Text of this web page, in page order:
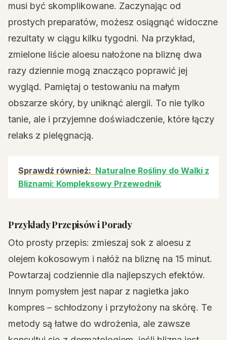
musi być skomplikowane. Zaczynając od
prostych preparatów, możesz osiągnąć widoczne
rezultaty w ciągu kilku tygodni. Na przykład,
zmielone liście aloesu nałożone na bliznę dwa
razy dziennie mogą znacząco poprawić jej
wygląd. Pamiętaj o testowaniu na małym
obszarze skóry, by uniknąć alergii. To nie tylko
tanie, ale i przyjemne doświadczenie, które łączy
relaks z pielęgnacją.
Sprawdź również: Naturalne Rośliny do Walki z
Bliznami: Kompleksowy Przewodnik
Przykłady Przepisów i Porady
Oto prosty przepis: zmieszaj sok z aloesu z
olejem kokosowym i nałóż na bliznę na 15 minut.
Powtarzaj codziennie dla najlepszych efektów.
Innym pomysłem jest napar z nagietka jako
kompres – schłodzony i przyłożony na skórę. Te
metody są łatwe do wdrożenia, ale zawsze